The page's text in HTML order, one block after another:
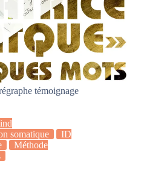
témoignage
somatique
ID
Méthode